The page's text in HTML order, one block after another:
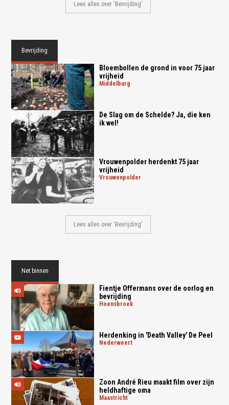
Lees alles over 'Bevrijding'
Bevrijding
Bloembollen de grond in voor 75 jaar
vrijheid
middelburg
De Slag om de Schelde? Ja, die ken
ik wel!
Vrouwenpolder herdenkt 75 jaar
vrijheid
vrouwenpolder
Lees alles over 'Bevrijding'
Net binnen
Fientje Offermans over de oorlog en
bevrijding
hoensbroek
Herdenking in 'Death Valley' De Peel
nederweert
Zoon André Rieu maakt film over zijn
heldhaftige oma
maastricht